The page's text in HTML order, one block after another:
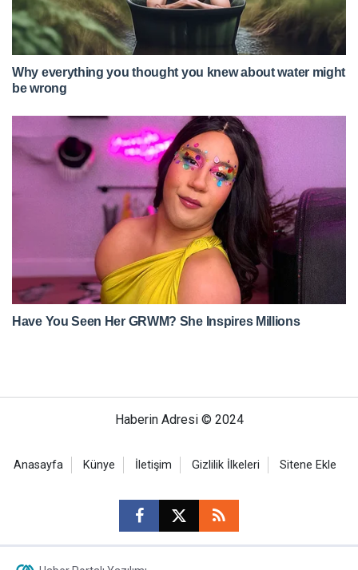
Haberin Adresi © 2024
Anasayfa Künye İletişim Gizlilik İlkeleri Sitene Ekle